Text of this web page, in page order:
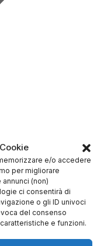
e/o accedere
per migliorare
(non)
ci consentirà di
o gli ID univoci
del consenso
e funzioni.